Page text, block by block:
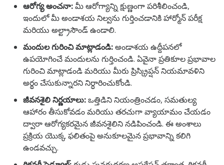
ఆరోగ్య అంచనా:మీ ఆరోగ్యాన్ని క్షుణ్ణంగా పరిశీలించండి,
ఇందులో మీ అండాశయ నిల్వను గుర్తించడానికి హార్మోన్ పరీక్ష
మరియు అల్ట్రాసౌండ్ ఉండాలి.
మందుల గురించి మాట్లాడండి:అండాశయ ఉద్దీపనలో
ఉపయోగించే మందులను గుర్తించండి. ఏవైనా ప్రతికూల ప్రభావాల
గురించి మాట్లాడండి మరియు మీరు ప్రిస్క్రిప్షన్ నియమావళిని
అర్థం చేసుకున్నారని నిర్ధారించుకోండి.
జీవనశైలి నిర్ణయాలు:ఒత్తిడిని నియంత్రించడం, సమతుల్య
ఆహారం తీసుకోవడం మరియు తరచుగా వ్యాయామం చేయడం
ద్వారా ఆరోగ్యకరమైన జీవనశైలిని నడిపించండి. ఈ అంశాలు
ప్రక్రియ యొక్క ఫలితంపై అనుకూలమైన ప్రభావాన్ని కలిగి
ఉండవచ్చు.